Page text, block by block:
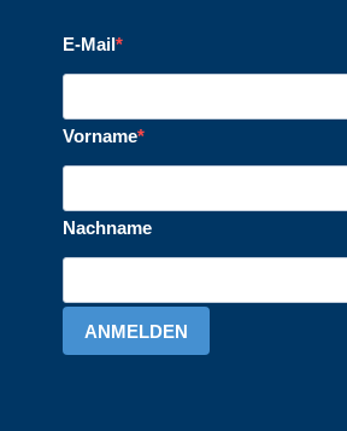
E-Mail
Vorname
Nachname
ANMELDEN